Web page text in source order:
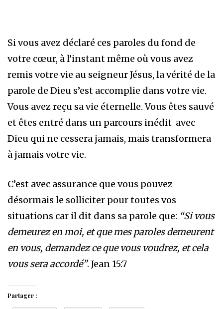
Si vous avez déclaré ces paroles du fond de
votre cœur, à l’instant même où vous avez
remis votre vie au seigneur Jésus, la vérité de la
parole de Dieu s’est accomplie dans votre vie.
Vous avez reçu sa vie éternelle. Vous êtes sauvé
et êtes entré dans un parcours inédit avec
Dieu qui ne cessera jamais, mais transformera
à jamais votre vie.
C’est avec assurance que vous pouvez
désormais le solliciter pour toutes vos
situations car il dit dans sa parole que: “Si vous
demeurez en moi, et que mes paroles demeurent
en vous, demandez ce que vous voudrez, et cela
vous sera accordé”. Jean 15:7
Partager :